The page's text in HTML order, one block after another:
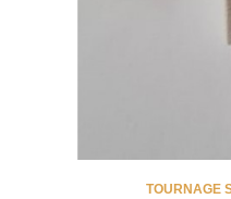
TOURNAGE